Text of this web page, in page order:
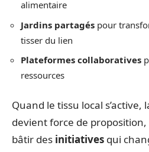
alimentaire
Jardins partagés pour
tisser du lien
Plateformes collaboratives
ressources
Quand le tissu local s’active,
devient force de
bâtir des initiatives qui